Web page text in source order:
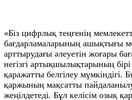
«Біз цифрлық теңгенің
бағдарламаларының ашықтығы
арттырудағы әлеуетін жоғары
негізгі артықшылықтарының
қаражатты белгілеу мүмкіндігі.
қаржының мақсатты
жеңілдетеді. Бұл келісім озық